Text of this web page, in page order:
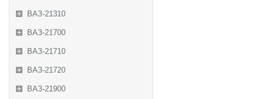
ВАЗ-21310
ВАЗ-21700
ВАЗ-21710
ВАЗ-21720
ВАЗ-21900